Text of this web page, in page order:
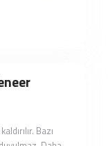
Bazı